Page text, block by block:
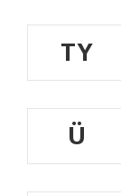
TY
Ü